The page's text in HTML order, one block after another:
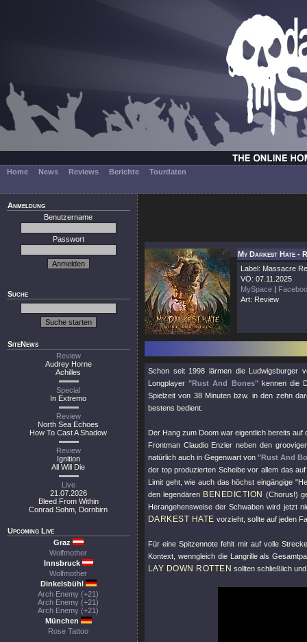
Home News Reviews Berichte Tourdaten
Anmeldung
Benutzername
Passwort
Suche
SiteNews
Review
Audrey Horne
Achilles
Special
In Extremo
Review
North Sea Echoes
How To Cast A Shadow
Review
Ignition
All Will Die
Live
21.07.2026
Bleed From Within
Conrad Sohm, Dornbirn
Upcoming Live
Graz
Wolfmother
Innsbruck
Wolfmother
Dinkelsbühl
Arch Enemy (+21)
Arch Enemy (+21)
Arch Enemy (+21)
München
Rose Tattoo
My Darkest Hate -
Label: Massacre
VÖ: 07.11.2025
MySpace |
Art: Review
Schon seit 1998 lärmen die Ludwigsburger
Longplayer"Rust And Bones"kennen die
Spielzeit von 38 Minuten bzw. in den zehn
bestens bedient.
Der Hang zum Doom war eigentlich bereits
Frontman Claudio Enzler neben den
natürlich auch in Gegenwart von "Rust And
der top produzierten Scheibe vor allem das
Limit geht, wie auch das höchst eingängige
den legendären BENEDICTION (Chorus!)
Herangehensweise der Schwaben wird jetzt
DARKEST HATE vorzieht, sollte auf jeden
Für eine Spitzennote fehlt mir auf volle
Kontext, wenngleich die Langrille als
LAY DOWN ROTTEN sollten schließlich